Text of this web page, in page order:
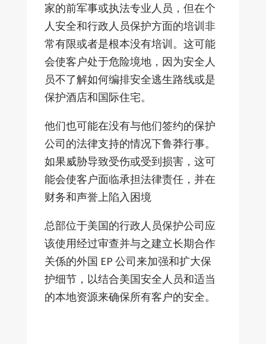
家的前军事或执法专业人员，但在个
人安全和行政人员保护方面的培训非
常有限或者是根本没有培训。这可能
会使客户处于危险境地，因为安全人
员不了解如何编排安全逃生路线或是
保护酒店和国际住宅。
他们也可能在没有与他们签约的保护
公司的法律支持的情况下鲁莽行事。
如果威胁导致受伤或受到损害，这可
能会使客户面临承担法律责任，并在
财务和声誉上陷入困境
总部位于美国的行政人员保护公司应
该使用经过审查并与之建立长期合作
关係的外国 EP 公司来加强和扩大保
护细节，以结合美国安全人员和适当
的本地资源来确保所有客户的安全。